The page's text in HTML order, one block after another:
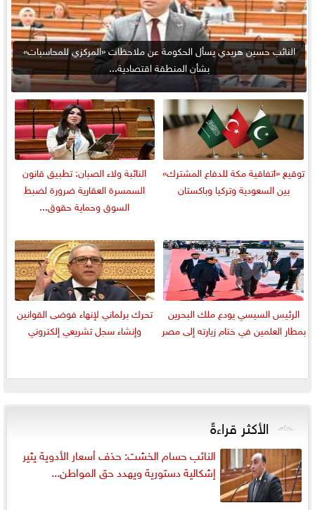
النائب حسين هريدي يسأل الحكومة عن ملاحظات «المركزي للمحاسبات»
بشأن المنطقة اقتصادية...
توقيع «اتفاقية مكة للدفاع المشترك»
بين السعودية وتركيا وباكستان
النائبة ولاء الصبان: تطبيق قانون
السمسرة العقارية ضرورة لضبط
السوق وحماية حقوق...
الرئيس السيسي يودع ملك البحرين
بمطار العلمين في ختام زيارته إلى مصر
تحرك برلماني لإنهاء فوضى القوانين
وإنشاء سجل تشريعي إلكتروني
الأكثر قراءةً
النائب حسام الخشت: حذف أسعار الأدوية يثير
إشكالية دستورية ويهدد حق المواطن...